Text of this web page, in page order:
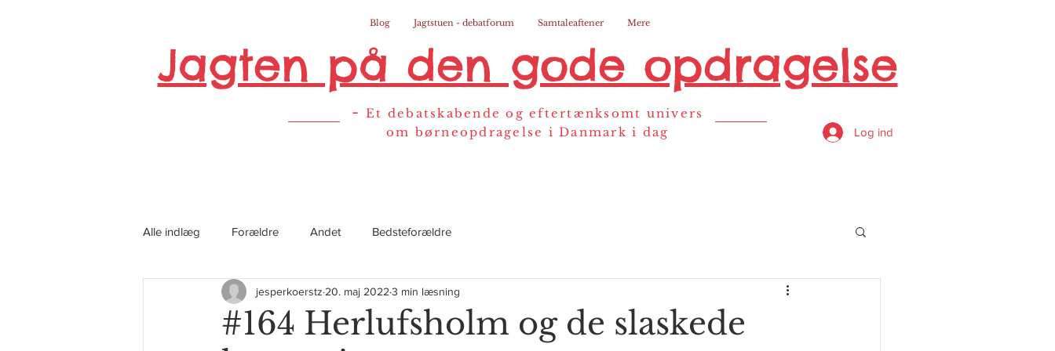
Jagten på den gode opdragelse
Blog Jagtstuen - debatforum Samtaleaftener Mere
- Et debatskabende og eftertænksomt univers
om børneopdragelse i Danmark i dag
Log ind
Alle indlæg Forældre Andet Bedsteforældre
#164 Herlufsholm og de slaskede
jesperkoerstz 20. maj 2022 3 min læsning